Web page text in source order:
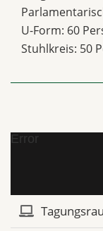
U-Form: 60
Stuhlkreis: 50
Error